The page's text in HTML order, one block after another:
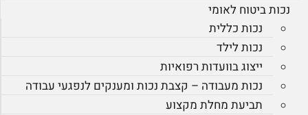
נכות ביטוח לאומי
נכות כללית
נכות לילד
ייצוג בוועדות רפואיות
נכות מעבודה – קצבת נכות ומענקים לנפגעי עבודה
תביעת מחלת מקצוע